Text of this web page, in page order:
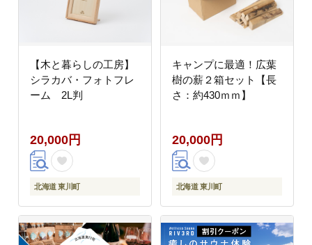
【木と暮らしの工房】
シラカバ・フォトフレ
ーム 2L判
20,000円
北海道 東川町
キャンプに最適！広葉
樹の薪２箱セット【長
さ：約430ｍｍ】
20,000円
北海道 東川町